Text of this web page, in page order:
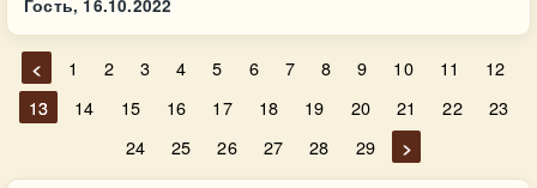
Гость, 16.10.2022
< 1 2 3 4 5 6 7 8 9 10 11
12
13
14 15 16 17 18 19 20 21 22
23
24
25 26 27 28 29 >